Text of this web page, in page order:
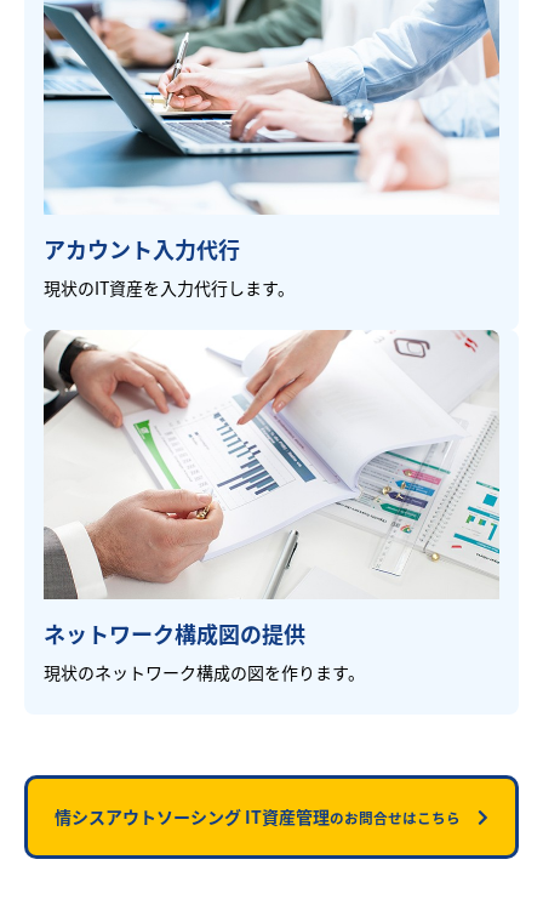
アカウント入力代行
現状のIT資産を入力代行します。
ネットワーク構成図の提供
現状のネットワーク構成の図を作ります。
情シスアウトソーシング IT資産管理のお問合せはこちら